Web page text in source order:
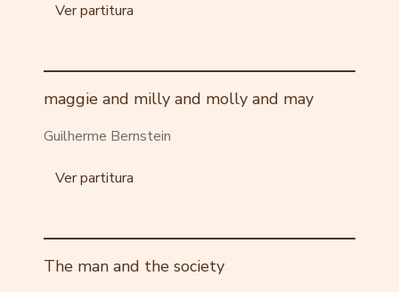
Ver partitura
maggie and milly and molly and may
Guilherme Bernstein
Ver partitura
The man and the society